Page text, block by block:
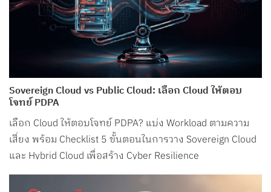
Sovereign Cloud vs Public Cloud: เลือก Cloud ให้ตอบ
โจทย์ PDPA
เลือก Cloud ให้ตอบโจทย์ PDPA? แบ่ง Workload ตามความ
เสี่ยง พร้อม Checklist 5 ขั้นตอนในการวาง Sovereign Cloud
และ Hybrid Cloud เพื่อสร้าง Cyber Resilience